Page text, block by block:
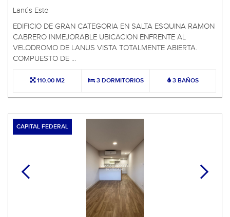
Lanús Este
EDIFICIO DE GRAN CATEGORIA EN SALTA ESQUINA RAMON
CABRERO INMEJORABLE UBICACION ENFRENTE AL
VELODROMO DE LANUS VISTA TOTALMENTE ABIERTA.
COMPUESTO DE ...
110.00 M2 3 DORMITORIOS 3 BAÑOS
CAPITAL FEDERAL